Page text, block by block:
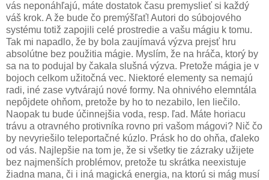
vás neponáhľajú, máte dostatok času premyslieť si každý
váš krok. A že bude čo premýšľať! Autori do súbojového
systému totiž zapojili celé prostredie a vašu mágiu k tomu.
Tak mi napadlo, že by bola zaujímavá výzva prejsť hru
absolútne bez použitia mágie. Myslím, že na hráča, ktorý by
sa na to podujal by čakala slušná výzva. Pretože mágia je v
bojoch celkom užitočná vec. Niektoré elementy sa nemajú
radi, iné zase vytvárajú nové formy. Na ohnivého elemntála
nepôjdete ohňom, pretože by ho to nezabilo, len liečilo.
Naopak tu bude účinnejšia voda, resp. ľad. Máte horiacu
trávu a otravného protivníka rovno pri vašom mágovi? Nič čo
by nevyriešilo teleportačné kúzlo. Prásk ho do ohňa, ďaleko
od vás. Najlepšie na tom je, že si všetky tie zázraky užijete
bez najmenších problémov, pretože tu skrátka neexistuje
žiadna mana, či i iná magická energia, na ktorú si mág musí